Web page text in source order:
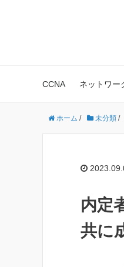
CCNA ネットワー
ホーム / 未分類 /
内定
共に